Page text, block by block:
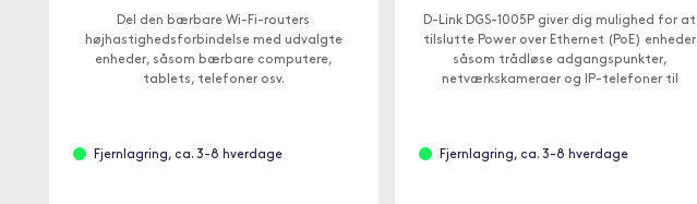
Del den bærbare Wi-Fi-routers
højhastighedsforbindelse med udvalgte
enheder, såsom bærbare computere,
tablets, telefoner osv.
Fjernlagring, ca. 3-8 hverdage
D-Link DGS-1005P giver dig mulighed for at
tilslutte Power over Ethernet (PoE) enheder
såsom trådløse adgangspunkter,
netværkskameraer og IP-telefoner til
Fjernlagring, ca. 3-8 hverdage